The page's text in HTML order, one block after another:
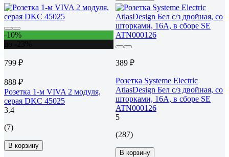
-10%
799 ₽
888 ₽
Розетка 1-м VIVA 2 модуля,
серая DKC 45025
3.4
(7)
В корзину
389 ₽
Розетка Systeme Electric
AtlasDesign Бел с/з двойная, со
шторками, 16А, в сборе SE
ATN000126
5
(287)
В корзину